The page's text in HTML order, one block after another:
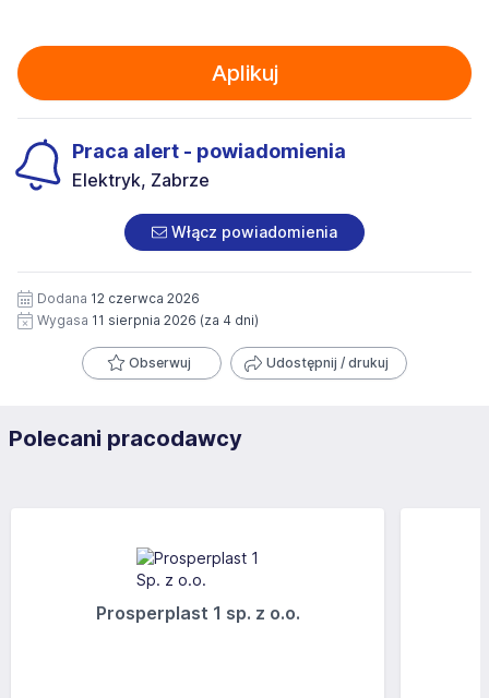
Aplikuj
Praca alert - powiadomienia
Elektryk, Zabrze
Włącz powiadomienia
Dodana 12 czerwca 2026
Wygasa 11 sierpnia 2026 (za 4 dni)
Obserwuj Udostępnij / drukuj
Polecani pracodawcy
Prosperplast 1 sp. z o.o.